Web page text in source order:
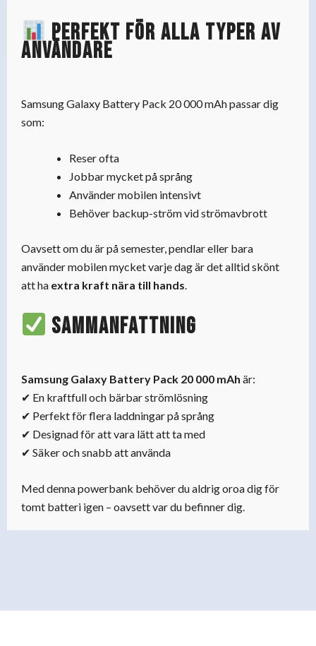
Perfekt för alla typer av
användare
Samsung Galaxy Battery Pack 20 000 mAh passar dig
som:
Reser ofta
Jobbar mycket på språng
Använder mobilen intensivt
Behöver backup-ström vid strömavbrott
Oavsett om du är på semester, pendlar eller bara
använder mobilen mycket varje dag är det alltid skönt
att ha extra kraft nära till hands.
Sammanfattning
Samsung Galaxy Battery Pack 20 000 mAh är:
✔ En kraftfull och bärbar strömlösning
✔ Perfekt för flera laddningar på språng
✔ Designad för att vara lätt att ta med
✔ Säker och snabb att använda
Med denna powerbank behöver du aldrig oroa dig för
tomt batteri igen – oavsett var du befinner dig.